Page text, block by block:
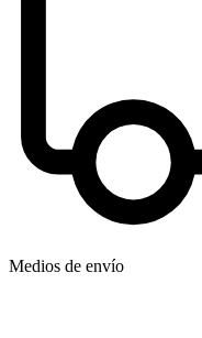
Medios de envío